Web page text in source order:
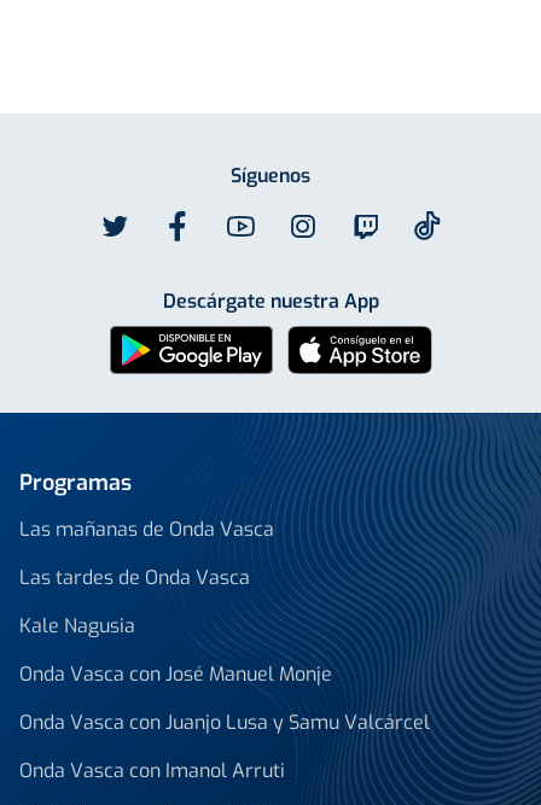
Síguenos
Descárgate nuestra App
Programas
Las mañanas de Onda Vasca
Las tardes de Onda Vasca
Kale Nagusia
Onda Vasca con José Manuel Monje
Onda Vasca con Juanjo Lusa y Samu Valcárcel
Onda Vasca con Imanol Arruti